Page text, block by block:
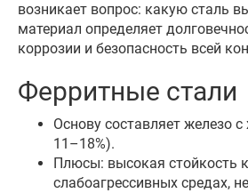
возникает вопрос: какую сталь
материал определяет
коррозии и безопасность всей
Ферритные стали
Основу составляет железо
11–18%).
Плюсы: высокая стойкость
слабоагрессивных средах,